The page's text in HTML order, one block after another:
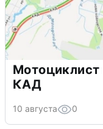
КАД
10 августа 0